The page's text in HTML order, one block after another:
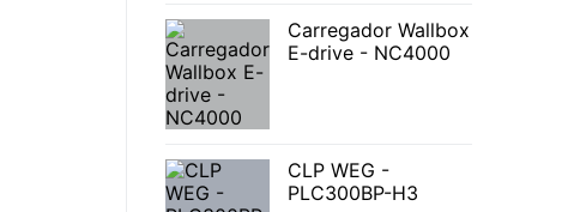
Carregador Wallbox
E-drive - NC4000
CLP WEG -
PLC300BP-H3